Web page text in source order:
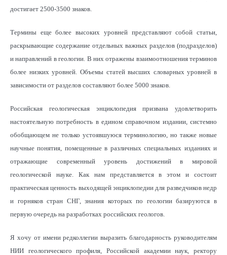
достигает 2500-3500 знаков.
Термины еще более высоких уровней представляют собой статьи,
раскрывающие содержание отдельных важных разделов (подразделов)
и направлений в геологии. В них отражены взаимоотношения терминов
более низких уровней. Объемы статей высших словарных уровней в
зависимости от разделов составляют более 5000 знаков.
Российская геологическая энциклопедия призвана удовлетворить
настоятельную потребность в едином справочном издании, системно
обобщающем не только устоявшуюся терминологию, но также новые
научные понятия, помещенные в различных специальных изданиях и
отражающие современный уровень достижений в мировой
геологической науке. Как нам представляется в этом и состоит
практическая ценность выходящей энциклопедии для разведчиков недр
и горняков стран СНГ, знания которых по геологии базируются в
первую очередь на разработках российских геологов.
Я хочу от имени редколлегии выразить благодарность руководителям
НИИ геологического профиля, Российской академии наук, ректору